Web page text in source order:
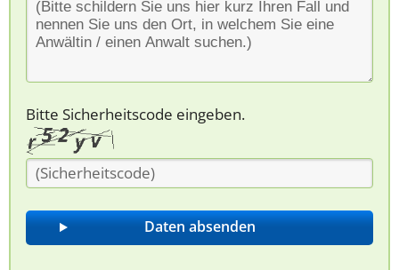
Bitte Sicherheitscode eingeben.